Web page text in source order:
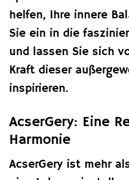
helfen, Ihre innere
Sie ein in die
und lassen Sie sich
Kraft dieser
inspirieren.
AcserGery: Eine
Harmonie
AcserGery ist mehr